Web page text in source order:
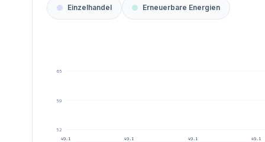
Einzelhandel Erneuerbare Energien
52
59
65
49.1 49.1 49.1 49.1